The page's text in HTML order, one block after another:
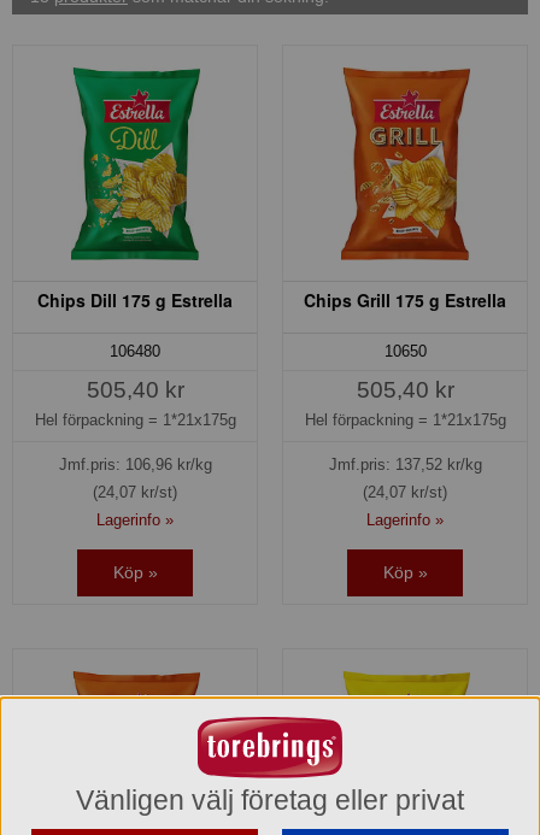
Chips Dill 175 g Estrella
106480
505,40 kr
Hel förpackning = 1*21x175g
Jmf.pris: 106,96kr/kg
(24,07 kr/st)
Lagerinfo »
Köp »
Chips Grill 175 g Estrella
10650
505,40 kr
Hel förpackning = 1*21x175g
Jmf.pris: 137,52kr/kg
(24,07 kr/st)
Lagerinfo »
Köp »
Vänligen välj företag eller privat